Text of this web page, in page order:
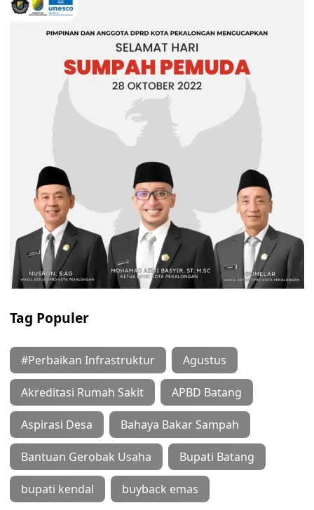
Tag Populer
#Perbaikan Infrastruktur Agustus
Akreditasi Rumah Sakit APBD Batang
Aspirasi Desa Bahaya Bakar Sampah
Bantuan Gerobak Usaha Bupati Batang
bupati kendal buyback emas